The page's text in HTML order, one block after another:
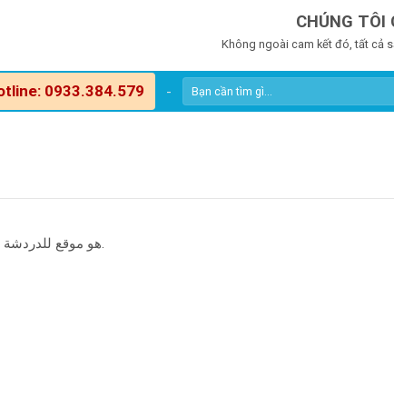
CHÚNG TÔI
Không ngoài cam kết đó, tất cả
0933.384.579 -
دردشة عربية في موقع ar.bubichat.com هو موقع للدردشة بين المستخدمين العرب.